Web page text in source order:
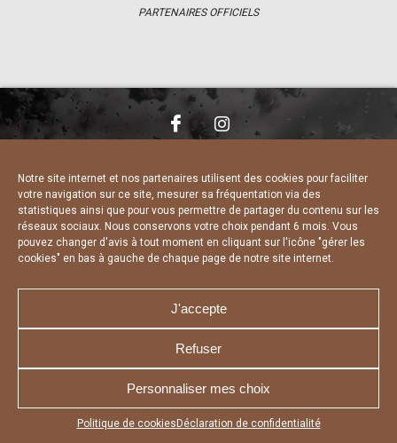
Notre site internet et nos partenaires utilisent des cookies pour faciliter
votre navigation sur ce site, mesurer sa fréquentation via des
statistiques ainsi que pour vous permettre de partager du contenu sur les
réseaux sociaux. Nous conservons votre choix pendant 6 mois. Vous
pouvez changer d'avis à tout moment en cliquant sur l'icône "gérer les
cookies" en bas à gauche de chaque page de notre site internet.
J'accepte
Refuser
Personnaliser mes choix
Politique de cookies Déclaration de confidentialité
Appuyez sur le bouton partager en bas de votre
PARTENAIRES OFFICIELS
CHARTE DE CONFIDENTIALITÉ
DÉCLARATION DE CONFIDENTIALITÉ
POLITIQUE D’UTILISATION DES COOKIES
RÉALISÉ PAR L’AGENCE WEB A3 WEB